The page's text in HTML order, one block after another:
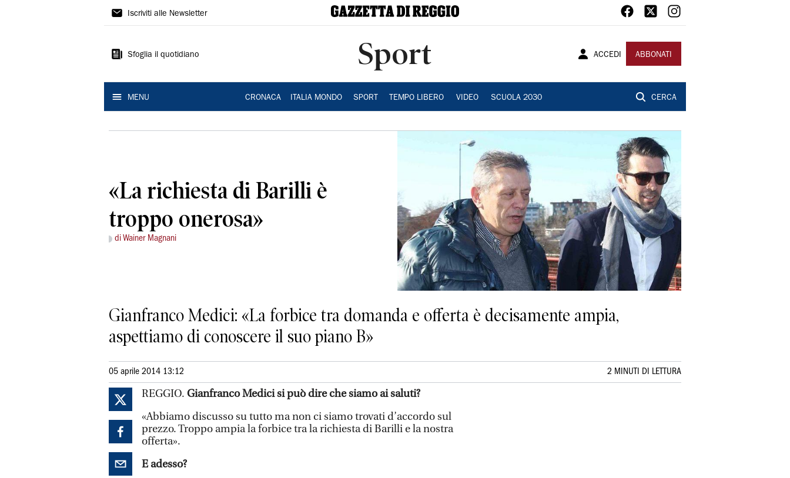
Gazzetta
Reggio
Iscriviti alle Newsletter
Sfoglia il quotidiano Sport ACCEDI ABBONATI
MENU CRONACA ITALIA MONDO SPORT TEMPO LIBERO VIDEO SCUOLA 2030 CERCA
«La richiesta di Barilli è
troppo onerosa»
di Wainer Magnani
Gianfranco Medici: «La forbice tra domanda e offerta è decisamente ampia,
aspettiamo di conoscere il suo piano B»
05 aprile 2014 13:12 2 MINUTI DI LETTURA
REGGIO. Gianfranco Medici si può dire che siamo ai saluti?
«Abbiamo discusso su tutto ma non ci siamo trovati d’accordo sul
prezzo. Troppo ampia la forbice tra la richiesta di Barilli e la nostra
offerta».
E adesso?